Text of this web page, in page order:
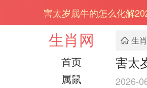
害太岁属牛的怎么化解
生肖网
首页
属鼠
生
害太
2026-